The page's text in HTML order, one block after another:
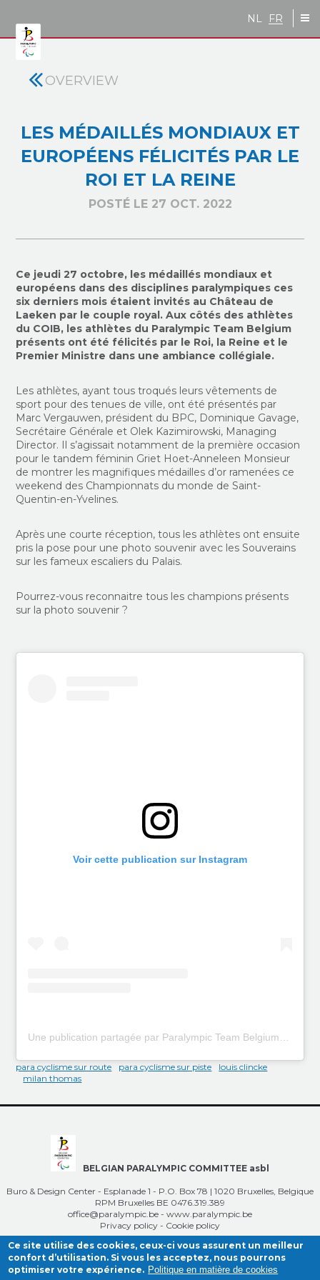
NL FR
OVERVIEW
LES MÉDAILLÉS MONDIAUX ET
EUROPÉENS FÉLICITÉS PAR LE
ROI ET LA REINE
POSTÉ LE 27 OCT. 2022
Ce jeudi 27 octobre, les médaillés mondiaux et
européens dans des disciplines paralympiques ces
six derniers mois étaient invités au Château de
Laeken par le couple royal. Aux côtés des athlètes
du COIB, les athlètes du Paralympic Team Belgium
présents ont été félicités par le Roi, la Reine et le
Premier Ministre dans une ambiance collégiale.
Les athlètes, ayant tous troqués leurs vêtements de
sport pour des tenues de ville, ont été présentés par
Marc Vergauwen, président du BPC, Dominique Gavage,
Secrétaire Générale et Olek Kazimirowski, Managing
Director. Il s’agissait notamment de la première occasion
pour le tandem féminin Griet Hoet-Anneleen Monsieur
de montrer les magnifiques médailles d’or ramenées ce
weekend des Championnats du monde de Saint-
Quentin-en-Yvelines.
Après une courte réception, tous les athlètes ont ensuite
pris la pose pour une photo souvenir avec les Souverains
sur les fameux escaliers du Palais.
Pourrez-vous reconnaitre tous les champions présents
sur la photo souvenir ?
Voir cette publication sur Instagram
para cyclisme sur route para cyclisme sur piste
louis clincke
milan thomas
BELGIAN PARALYMPIC COMMITTEE asbl
Buro & Design Center - Esplanade 1 - P.O. Box 78 | 1020 Bruxelles, Belgique
RPM Bruxelles BE 0476.319.389
office@paralympic.be - www.paralympic.be
Privacy policy - Cookie policy
Ce site utilise des cookies, ceux-ci vous assurent un meilleur
confort d’utilisation. Si vous les acceptez, nous pourrons
optimiser votre expérience. Politique en matière de cookies